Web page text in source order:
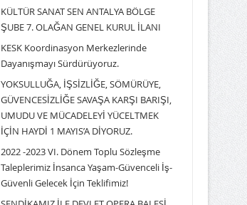
KÜLTÜR SANAT SEN ANTALYA BÖLGE
ŞUBE 7. OLAĞAN GENEL KURUL İLANI
KESK Koordinasyon Merkezlerinde
Dayanışmayı Sürdürüyoruz.
YOKSULLUĞA, İŞSİZLİĞE, SÖMÜRÜYE,
GÜVENCESİZLİĞE SAVAŞA KARŞI BARIŞI,
UMUDU VE MÜCADELEYİ YÜCELTMEK
İÇİN HAYDİ 1 MAYIS’A DİYORUZ.
2022 -2023 VI. Dönem Toplu Sözleşme
Taleplerimiz İnsanca Yaşam-Güvenceli İş-
Güvenli Gelecek İçin Teklifimiz!